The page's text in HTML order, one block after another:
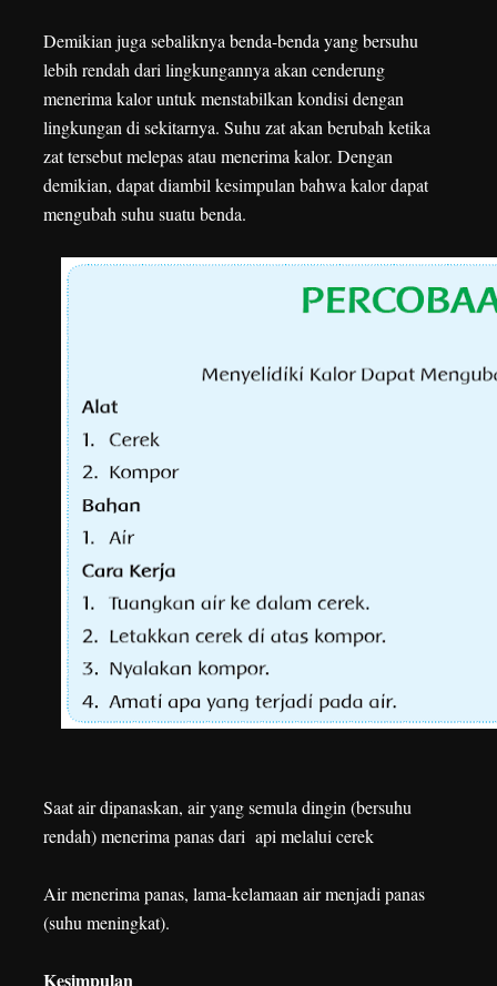
Demikian juga sebaliknya benda-benda yang bersuhu
lebih rendah dari lingkungannya akan cenderung
menerima kalor untuk menstabilkan kondisi dengan
lingkungan di sekitarnya. Suhu zat akan berubah ketika
zat tersebut melepas atau menerima kalor. Dengan
demikian, dapat diambil kesimpulan bahwa kalor dapat
mengubah suhu suatu benda.
Saat air dipanaskan, air yang semula dingin (bersuhu
rendah) menerima panas dari api melalui cerek
Air menerima panas, lama-kelamaan air menjadi panas
(suhu meningkat).
Kesimpulan